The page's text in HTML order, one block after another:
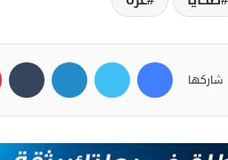
شاركها
فيسبوك تويتر لينكدإن